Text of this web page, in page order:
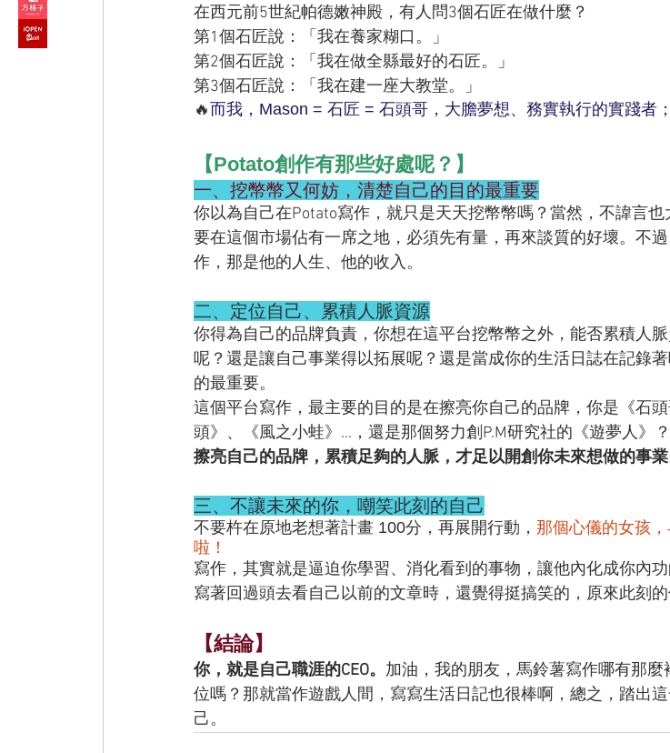
在西元前5世紀帕德嫩神殿，有人問3個石匠在做什麼？
第1個石匠說：「我在養家糊口。」
第2個石匠說：「我在做全縣最好的石匠。」
第3個石匠說：「我在建一座大教堂。」
🔥而我，Mason = 石匠 = 石頭哥，大膽夢想、務實執行的實踐者
【Potato創作有那些好處呢？】
一、挖幣幣又何妨，清楚自己的目的最重要
你以為自己在Potato寫作，就只是天天挖幣幣嗎？當然，不諱言
要在這個市場佔有一席之地，必須先有量，再來談質的好壞。不
作，那是他的人生、他的收入。
二、定位自己、累積人脈資源
你得為自己的品牌負責，你想在這平台挖幣幣之外，能否累積人
呢？還是讓自己事業得以拓展呢？還是當成你的生活日誌在記錄
的最重要。
這個平台寫作，最主要的目的是在擦亮你自己的品牌，你是《石
頭》、《風之小蛙》...，還是那個努力創P.M研究社的《遊夢人》？
擦亮自己的品牌，累積足夠的人脈，才足以開創你未來想做的事業
三、不讓未來的你，嘲笑此刻的自己
不要杵在原地老想著計畫 100分，再展開行動， 那個心儀的女孩
啦！
寫作，其實就是逼迫你學習、消化看到的事物，讓他內化成你內
寫著回過頭去看自己以前的文章時，還覺得挺搞笑的，原來此刻的
【結論】
你，就是自己職涯的CEO。 加油，我的朋友，馬鈴薯寫作哪有那
位嗎？那就當作遊戲人間，寫寫生活日記也很棒啊，總之，踏出
己。